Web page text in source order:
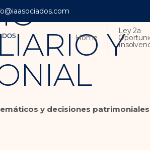
Home
Ley 2a
Y
y decisiones patrimoniales